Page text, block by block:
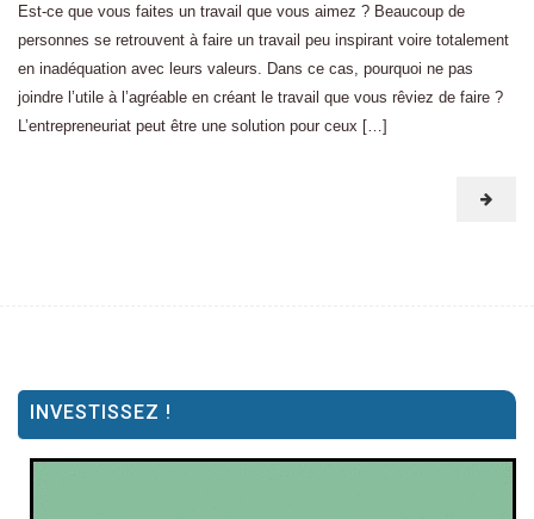
Est-ce que vous faites un travail que vous aimez ? Beaucoup de
personnes se retrouvent à faire un travail peu inspirant voire totalement
en inadéquation avec leurs valeurs. Dans ce cas, pourquoi ne pas
joindre l’utile à l’agréable en créant le travail que vous rêviez de faire ?
L’entrepreneuriat peut être une solution pour ceux […]
INVESTISSEZ !